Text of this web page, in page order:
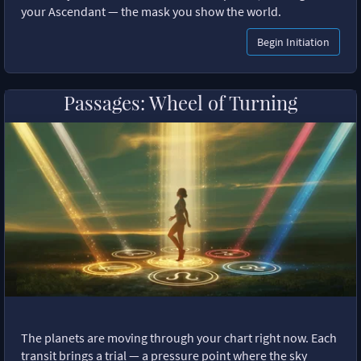
your Ascendant — the mask you show the world.
Begin Initiation
Passages: Wheel of Turning
The planets are moving through your chart right now. Each
transit brings a trial — a pressure point where the sky